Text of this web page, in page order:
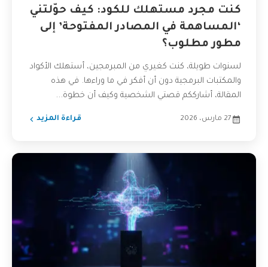
كنت مجرد مستهلك للكود: كيف حوّلتني
‘المساهمة في المصادر المفتوحة’ إلى
مطور مطلوب؟
لسنوات طويلة، كنت كغيري من المبرمجين، أستهلك الأكواد
والمكتبات البرمجية دون أن أفكر في ما وراءها. في هذه
المقالة، أشارككم قصتي الشخصية وكيف أن خطوة...
27 مارس، 2026 قراءة المزيد